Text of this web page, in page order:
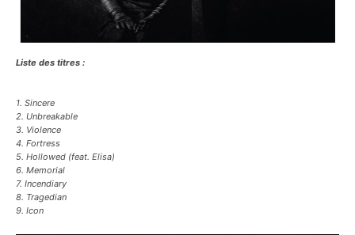
Liste des titres :
1. Sincere
2. Unbreakable
3. Violence
4. Fortress
5. Hollowed (feat. Elisa)
6. Memorial
7. Incendiary
8. Tragedian
9. Icon